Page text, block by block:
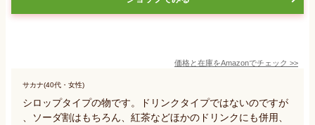
価格と在庫をAmazonでチェック >>
サカナ(40代・女性)
シロップタイプの物です。ドリンクタイプではないのですが
、ソーダ割はもちろん、紅茶などほかのドリンクにも併用、